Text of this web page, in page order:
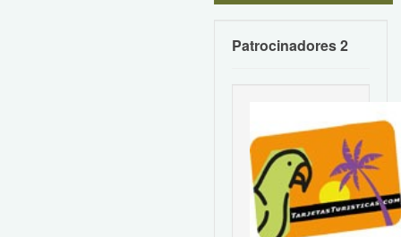
Patrocinadores 2